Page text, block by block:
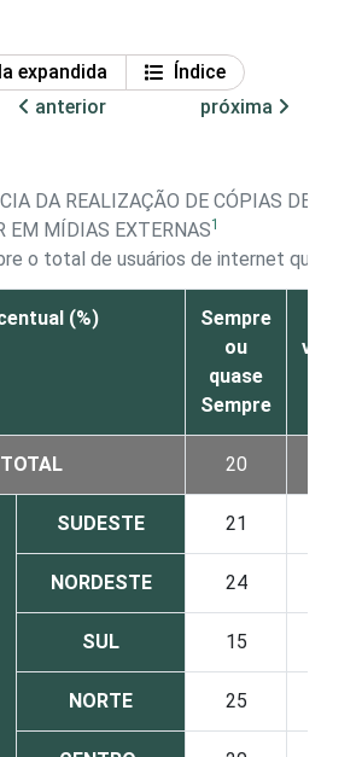
expandida
Índice
anterior
próxima
DA REALIZAÇÃO DE CÓPIAS DE
EM MÍDIAS EXTERNAS1
o total de usuários de internet que
(%)
Sempre
ou
quase
Sempre
vezes
TOTAL 20
SUDESTE 21
NORDESTE 24
SUL 15
NORTE 25